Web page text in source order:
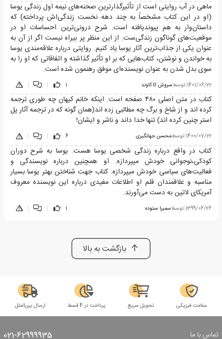
ماهی در آب روایتی است از تأثیرگذارترین صحنه‌های نیمه اول زندگی یوسا
(او در این کتاب مشخصاً به چند دهه نخست زندگی‌اش پرداخته) که
داستان‌وار به هم پیوندیافته است. شرح درونی‌ترین احساسات او در
موقعیت‌های گوناگون زندگی‌ست. از این منظر پر بیراه نیست اگر از آن به
عنوان یکی از جذاب‌ترین آثار یوسا یاد کنیم. روایتی درباره علاقه‌مندی یوسا
به خواندن و نوشتن، کتاب‌هایی که بر او تأثیر گذاشته و اتفاقاتی که او را به
سوی بدل شدن به عنوان نویسنده‌ای موفق رهنمون شده است.
1401/06/22
|توسطسروش كاكاوند 1
|
|
کتاب در متن اصلی ۴۸۰ صفحه است. اینکه خانم کیهان چه طوری ترجمه
کرده اند و از شاخ و برگ چه مطالبی زده اند(همان گونه که در ترجمه آثار پل
استر چنین کرده اند) تنها خدا داند و ناشر و ایشان!
1400/07/22
|توسطمحسن جهانگیری 6
|
|
کتاب در واقع درباره زندگی شخصی یوسا هست. یوسا به شرح دوران
کودکی،نوجوانی خودش میپردازه. او همچنین درباره نویسندگی و
فعالیت‌های سیاسی خودش میپردازه. کتاب جهت شناختن بهتر یوسا بسیار
مناسبه و علاقمندان قلم او اطلاعات مفیدی درباره این نویسنده معروف
آمریکای لاتین به دست می‌آورند.
1399/06/26
|توسطسمیرا ستوده 1
|
|
بازگشت به بالا
سلامت فیزیکی تحویل سریع پرداخت در 4 قسط ارسال بین‌الملل
تماس با ما 021-62999935